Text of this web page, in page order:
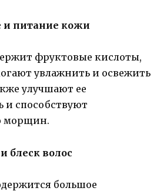
и питание кожи
фруктовые кислоты,
увлажнить и освежить
улучшают ее
и способствуют
морщин.
блеск волос
большое